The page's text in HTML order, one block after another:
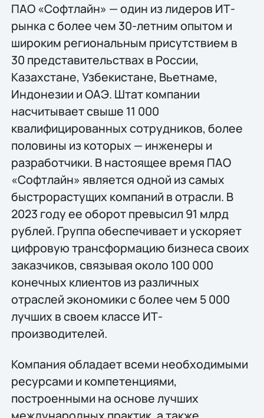
ПАО «Софтлайн» — один из лидеров ИТ-
рынка с более чем 30-летним опытом и
широким региональным присутствием в
30 представительствах в России,
Казахстане, Узбекистане, Вьетнаме,
Индонезии и ОАЭ. Штат компании
насчитывает свыше 11 000
квалифицированных сотрудников, более
половины из которых — инженеры и
разработчики. В настоящее время ПАО
«Софтлайн» является одной из самых
быстрорастущих компаний в отрасли. В
2023 году ее оборот превысил 91 млрд
рублей. Группа обеспечивает и ускоряет
цифровую трансформацию бизнеса своих
заказчиков, связывая около 100 000
конечных клиентов из различных
отраслей экономики с более чем 5 000
лучших в своем классе ИТ-
производителей.
Компания обладает всеми необходимыми
ресурсами и компетенциями,
построенными на основе лучших